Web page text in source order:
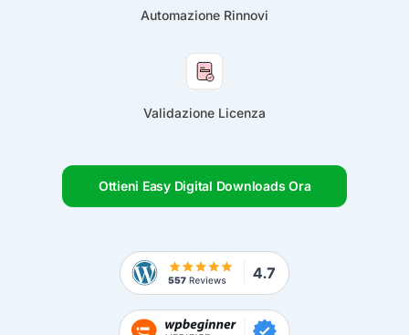
Automazione Rinnovi
Validazione Licenza
Ottieni Easy Digital Downloads Ora